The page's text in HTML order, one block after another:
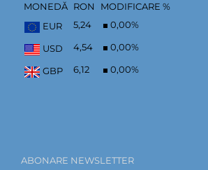
MONEDĂ RON
MODIFICARE %
EUR
5,24 0,00%
USD 4,54 0,00%
GBP 6,12 0,00%
ABONARE NEWSLETTER